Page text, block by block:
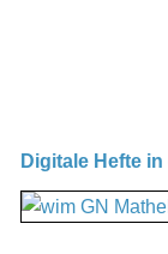
Digitale Hefte